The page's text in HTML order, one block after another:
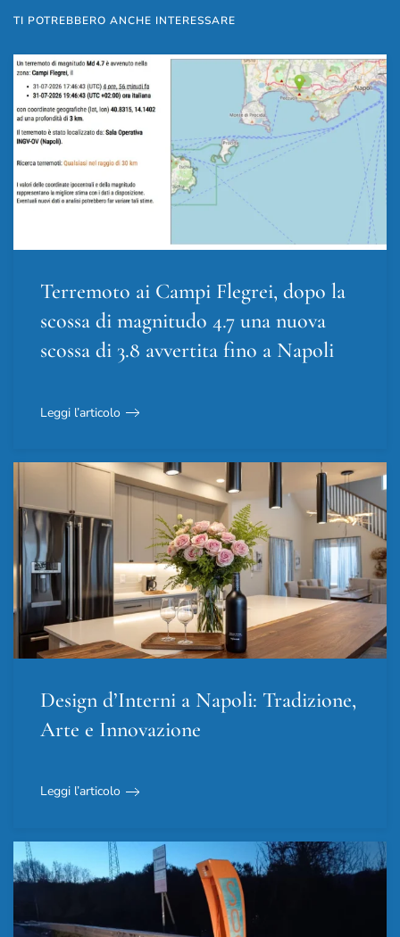
TI POTREBBERO ANCHE INTERESSARE
Terremoto ai Campi Flegrei, dopo la
scossa di magnitudo 4.7 una nuova
scossa di 3.8 avvertita fino a Napoli
Leggi l’articolo
Design d’Interni a Napoli: Tradizione,
Arte e Innovazione
Leggi l’articolo